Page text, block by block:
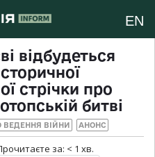
EN
відбудеться
стрічки про
битві
ВЕДЕННЯ ВІЙНИ АНОНС
за: < 1 хв.